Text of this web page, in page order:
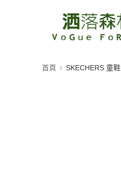
首頁 SKECHERS 童鞋